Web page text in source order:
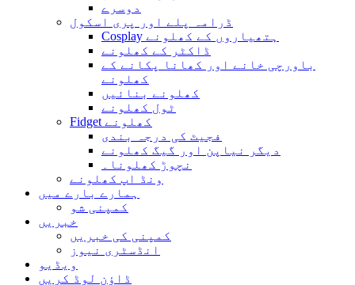
دوسرے
ڈرامہ پلے اور پری اسکول
Cosplay ہتھیاروں کے کھلونے
ڈاکٹر کے کھلونے
باورچی خانے اور کھانا پکانے کے
کھلونے
کھلونے بنائیں
ٹول کھلونے
Fidget کھلونے
فجیٹ کی درجہ بندی
دیگر نیاپن اور گیگ کھلونے
نچوڑ کھلونا۔
ونڈ اپ کھلونے
ہمارے بارے میں
کمپنی شو
خبریں
کمپنی کی خبریں
انڈسٹری نیوز
ویڈیو
ڈاؤن لوڈ کریں